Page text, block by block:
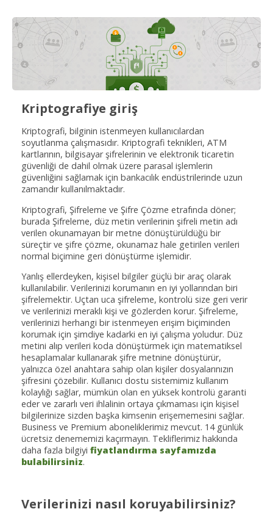
Kriptografiye giriş
Kriptografi, bilginin istenmeyen kullanıcılardan
soyutlanma çalışmasıdır. Kriptografi teknikleri, ATM
kartlarının, bilgisayar şifrelerinin ve elektronik ticaretin
güvenliği de dahil olmak üzere parasal işlemlerin
güvenliğini sağlamak için bankacılık endüstrilerinde uzun
zamandır kullanılmaktadır.
Kriptografi, Şifreleme ve Şifre Çözme etrafında döner;
burada Şifreleme, düz metin verilerinin şifreli metin adı
verilen okunamayan bir metne dönüştürüldüğü bir
süreçtir ve şifre çözme, okunamaz hale getirilen verileri
normal biçimine geri dönüştürme işlemidir.
Yanlış ellerdeyken, kişisel bilgiler güçlü bir araç olarak
kullanılabilir. Verilerinizi korumanın en iyi yollarından biri
şifrelemektir. Uçtan uca şifreleme, kontrolü size geri verir
ve verilerinizi meraklı kişi ve gözlerden korur. Şifreleme,
verilerinizi herhangi bir istenmeyen erişim biçiminden
korumak için şimdiye kadarki en iyi çalışma yoludur. Düz
metini alıp verileri koda dönüştürmek için matematiksel
hesaplamalar kullanarak şifre metnine dönüştürür,
yalnızca özel anahtara sahip olan kişiler dosyalarınızın
şifresini çözebilir. Kullanıcı dostu sistemimiz kullanım
kolaylığı sağlar, mümkün olan en yüksek kontrolü garanti
eder ve zararlı veri ihlalinin ortaya çıkmaması için kişisel
bilgilerinize sizden başka kimsenin erişememesini sağlar.
Business ve Premium aboneliklerimiz mevcut. 14 günlük
ücretsiz denememizi kaçırmayın. Tekliflerimiz hakkında
daha fazla bilgiyi fiyatlandırma sayfamızda
bulabilirsiniz.
Verilerinizi nasıl koruyabilirsiniz?